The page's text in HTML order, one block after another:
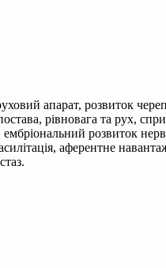
апарат, розвиток
рівновага та рух,
розвиток
аферентне